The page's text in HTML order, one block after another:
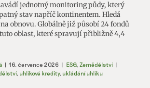
jednotný monitoring půdy, který
stav napříč kontinentem. Hledá
obnovu. Globálně již působí 24 fondů
oblast, které spravují přibližně 4,4
| 16. července 2026 | ESG, Zemědělství |
, uhlíkové kredity, ukládání uhlíku